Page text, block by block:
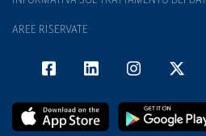
AREE RISERVATE